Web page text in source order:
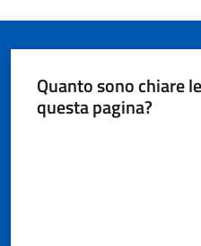
Quanto sono chiare
questa pagina?